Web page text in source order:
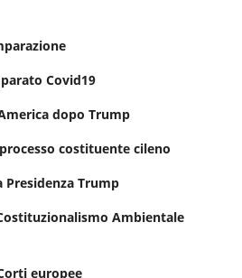
Covid19
dopo Trump
costituente cileno
Trump
Ambientale
europee